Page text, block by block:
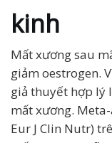
kinh
Mất xương sau
giảm oestrogen.
giả thuyết hợp lý
mất xương.
Eur J Clin Nutr)